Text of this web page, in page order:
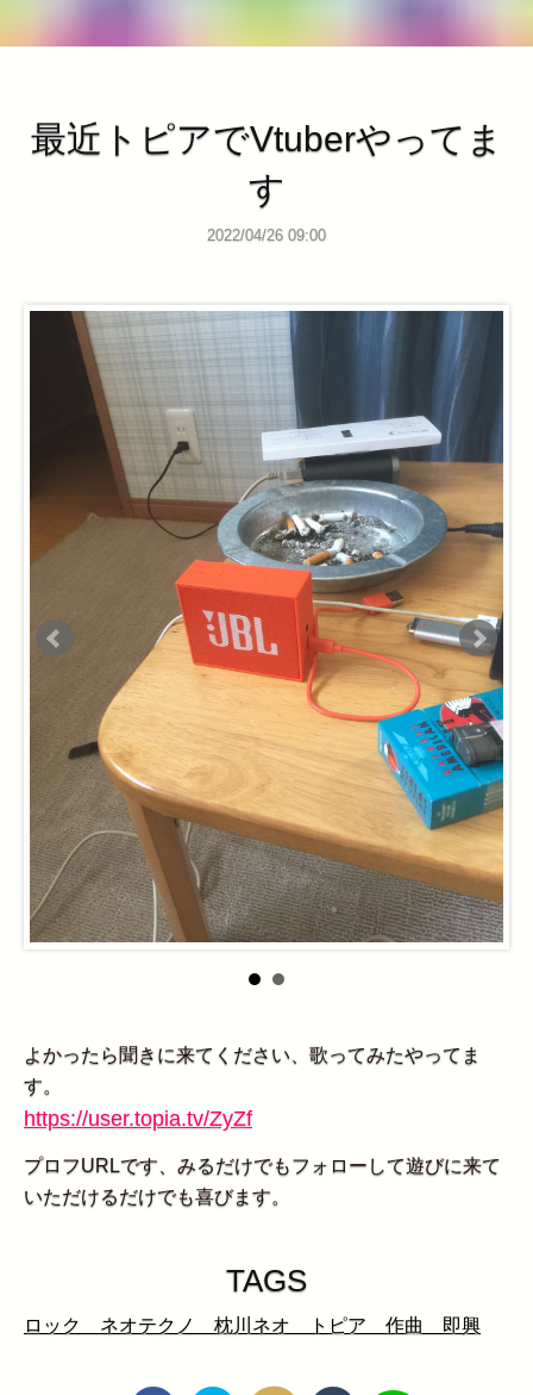
最近トピアでVtuberやってま
す
2022/04/26 09:00
よかったら聞きに来てください、歌ってみたやってま
す。
https://user.topia.tv/ZyZf
プロフURLです、みるだけでもフォローして遊びに来て
いただけるだけでも喜びます。
TAGS
ロック ネオテクノ 枕川ネオ トピア 作曲 即興